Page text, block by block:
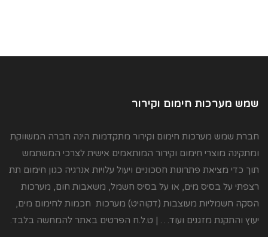
שמש מערכות חימום וקירור
חברת שמש מערכות חימום וקירור מתקדמות הינה חברה המשווקת
ומתקינה מוצרי חימום וקירור המותאמים אישית לצרכי המשתמש
תוך כדי מציאת פתרונות חסכוניים ויעול עלויות אנרגיה כגון חימום תת
רצפתי על בסיס מים, או על בסיס חשמל, משאבות חום, מערכות
הסקה חשמליות מעוצבות (דקוהיט) מערכות חכמות לחימום מים,
יעוץ והתקנת מזגנים ועוד… | ט.ל.ח הפרטים באתר להמחשה בלבד.